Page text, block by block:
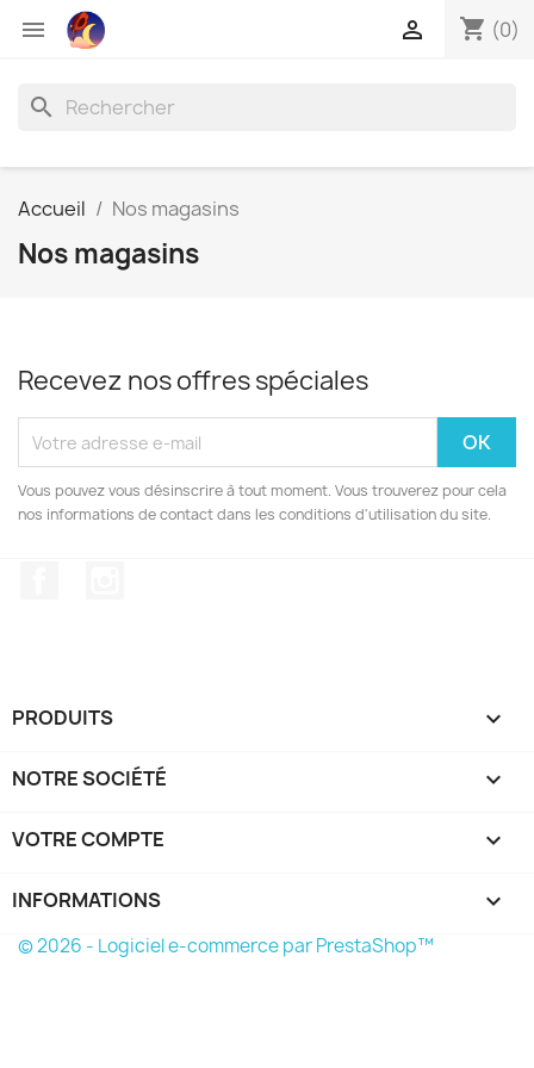
 shopping_cart (0)

search
Accueil Nos magasins
Nos magasins
Recevez nos offres spéciales
Vous pouvez vous désinscrire à tout moment. Vous trouverez pour cela
nos informations de contact dans les conditions d'utilisation du site.
PRODUITS 
NOTRE SOCIÉTÉ 
VOTRE COMPTE 
INFORMATIONS keyboard_arrow_down
© 2026 - Logiciel e-commerce par PrestaShop™